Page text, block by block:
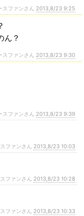
ファンさん 2013,8/23 9:25
ん？
ファンさん 2013,8/23 9:30
ファンさん 2013,8/23 9:39
ファンさん 2013,8/23 10:03
ファンさん 2013,8/23 10:28
ファンさん 2013,8/23 10:33